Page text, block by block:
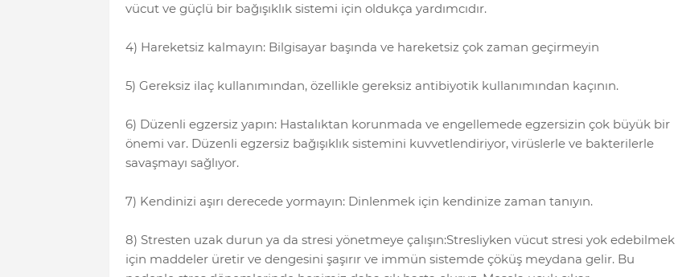
vücut ve güçlü bir bağışıklık sistemi için oldukça yardımcıdır.
4) Hareketsiz kalmayın: Bilgisayar başında ve hareketsiz çok zaman geçirmeyin
5) Gereksiz ilaç kullanımından, özellikle gereksiz antibiyotik kullanımından kaçının.
6) Düzenli egzersiz yapın: Hastalıktan korunmada ve engellemede egzersizin çok büyük bir
önemi var. Düzenli egzersiz bağışıklık sistemini kuvvetlendiriyor, virüslerle ve bakterilerle
savaşmayı sağlıyor.
7) Kendinizi aşırı derecede yormayın: Dinlenmek için kendinize zaman tanıyın.
8) Stresten uzak durun ya da stresi yönetmeye çalışın:Stresliyken vücut stresi yok edebilmek
için maddeler üretir ve dengesini şaşırır ve immün sistemde çöküş meydana gelir. Bu